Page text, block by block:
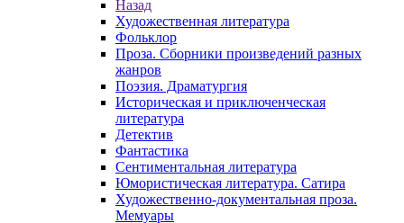
Назад
Художественная литература
Фольклор
Проза. Сборники произведений разных
жанров
Поэзия. Драматургия
Историческая и приключенческая
литература
Детектив
Фантастика
Сентиментальная литература
Юмористическая литература. Сатира
Художественно-документальная проза.
Мемуары